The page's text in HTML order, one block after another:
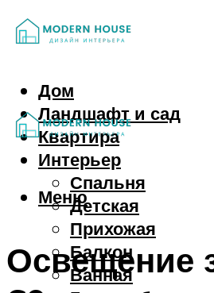
Дом
Ландшафт и сад
Квартира
Интерьер
Спальня
Детская
Прихожая
Балкон
Ванная
Меню
Освещение